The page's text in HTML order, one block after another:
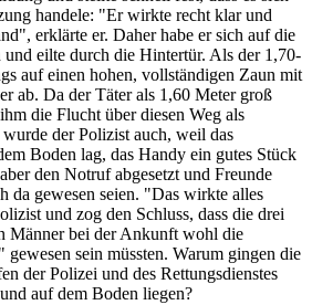
handele: "Er wirkte recht klar und
erklärte er. Daher habe er sich auf die
eilte durch die Hintertür. Als der 1,70-
auf einen hohen, vollständigen Zaun mit
ab. Da der Täter als 1,60 Meter groß
die Flucht über diesen Weg als
der Polizist auch, weil das
Boden lag, das Handy ein gutes Stück
den Notruf abgesetzt und Freunde
da gewesen seien. "Das wirkte alles
und zog den Schluss, dass die drei
Männer bei der Ankunft wohl die
sein müssten. Warum gingen die
der Polizei und des Rettungsdienstes
auf dem Boden liegen?